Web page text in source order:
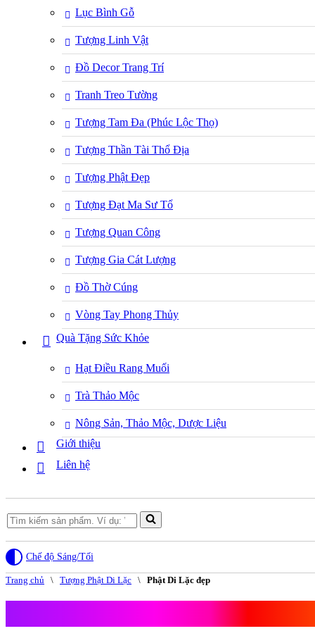
Lục Bình Gỗ
Tượng Linh Vật
Đồ Decor Trang Trí
Tranh Treo Tường
Tượng Tam Đa (Phúc Lộc Thọ)
Tượng Thần Tài Thổ Địa
Tượng Phật Đẹp
Tượng Đạt Ma Sư Tổ
Tượng Quan Công
Tượng Gia Cát Lượng
Đồ Thờ Cúng
Vòng Tay Phong Thủy
Quà Tặng Sức Khỏe
Hạt Điều Rang Muối
Trà Thảo Mộc
Nông Sản, Thảo Mộc, Dược Liệu
Giới thiệu
Liên hệ
Search
for...
Chế độ Sáng/Tối
Trang chủ \ Tượng Phật Di Lặc \ Phật Di Lặc đẹp